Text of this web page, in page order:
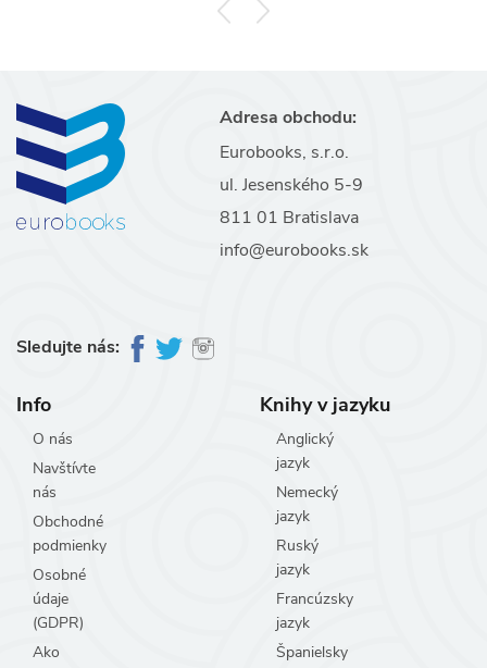
Adresa obchodu:
Eurobooks, s.r.o.
ul. Jesenského 5-9
811 01 Bratislava
info@eurobooks.sk
Sledujte nás:
Info
O nás
Navštívte
nás
Obchodné
podmienky
Osobné
údaje
(GDPR)
Ako
Knihy v jazyku
Anglický
jazyk
Nemecký
jazyk
Ruský
jazyk
Francúzsky
jazyk
Španielsky